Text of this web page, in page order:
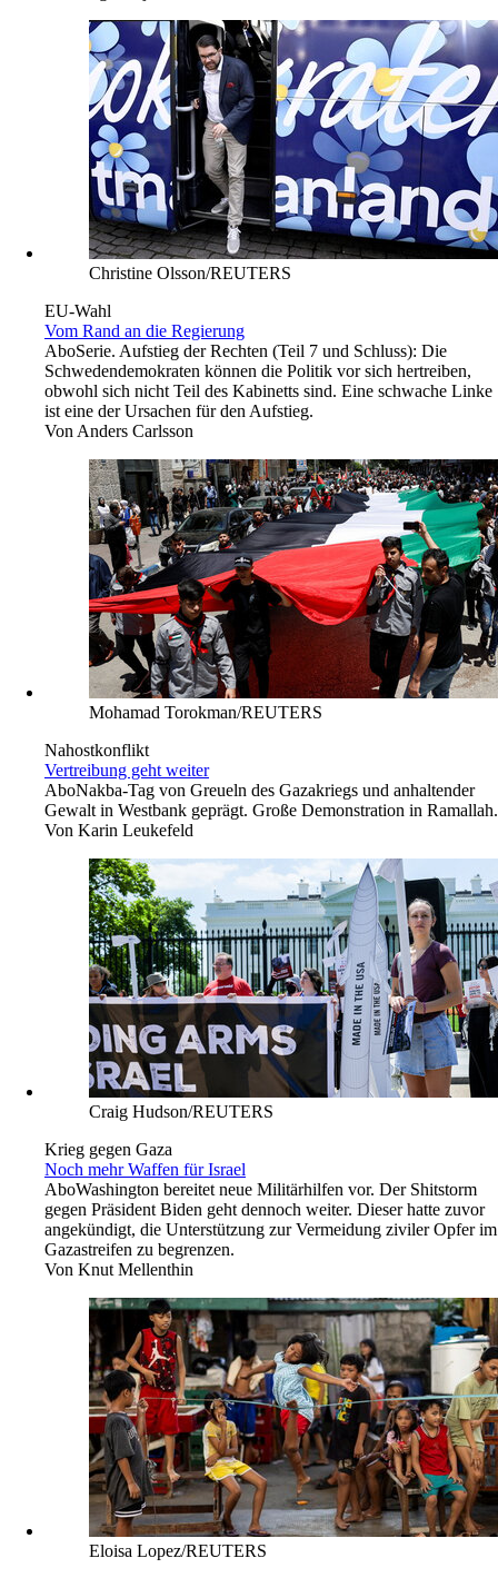
Christine Olsson/REUTERS
EU-Wahl
Vom Rand an die Regierung
AboSerie. Aufstieg der Rechten (Teil 7 und Schluss): Die
Schwedendemokraten können die Politik vor sich hertreiben,
obwohl sich nicht Teil des Kabinetts sind. Eine schwache Linke
ist eine der Ursachen für den Aufstieg.
VonAnders Carlsson
Mohamad Torokman/REUTERS
Nahostkonflikt
Vertreibung geht weiter
AboNakba-Tag von Greueln des Gazakriegs und anhaltender
Gewalt in Westbank geprägt. Große Demonstration in Ramallah.
Von Karin Leukefeld
Craig Hudson/REUTERS
Krieg gegen Gaza
Noch mehr Waffen für Israel
AboWashington bereitet neue Militärhilfen vor. Der Shitstorm
gegen Präsident Biden geht dennoch weiter. Dieser hatte zuvor
angekündigt, die Unterstützung zur Vermeidung ziviler Opfer im
Gazastreifen zu begrenzen.
Von Knut Mellenthin
Eloisa Lopez/REUTERS